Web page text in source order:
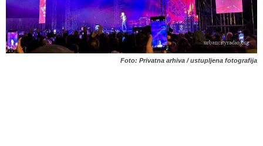
Foto: Privatna arhiva / ustupljena fotografija